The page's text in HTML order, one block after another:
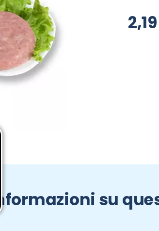
Informazioni su